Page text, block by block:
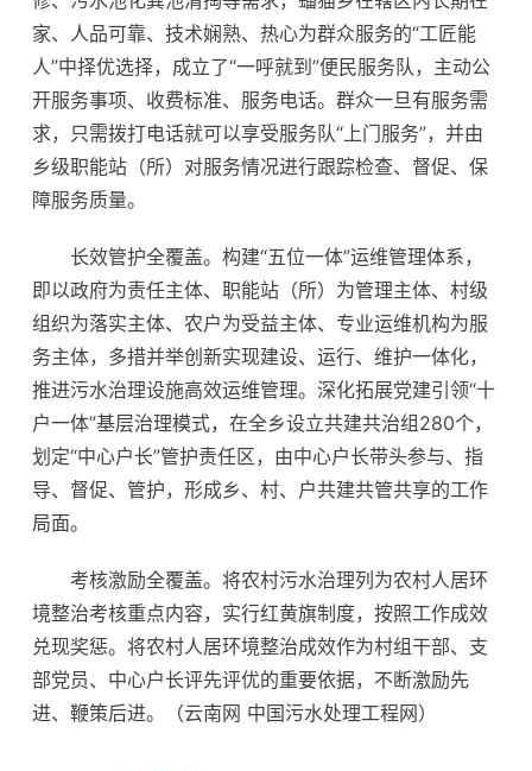
家、人品可靠、技术娴熟、热心为群众服务的“工匠能
人”中择优选择，成立了“一呼就到”便民服务队，主动公
开服务事项、收费标准、服务电话。群众一旦有服务需
求，只需拨打电话就可以享受服务队“上门服务”，并由
乡级职能站（所）对服务情况进行跟踪检查、督促、保
障服务质量。
长效管护全覆盖。构建“五位一体”运维管理体系，
即以政府为责任主体、职能站（所）为管理主体、村级
组织为落实主体、农户为受益主体、专业运维机构为服
务主体，多措并举创新实现建设、运行、维护一体化，
推进污水治理设施高效运维管理。深化拓展党建引领“十
户一体”基层治理模式，在全乡设立共建共治组280个，
划定“中心户长”管护责任区，由中心户长带头参与、指
导、督促、管护，形成乡、村、户共建共管共享的工作
局面。
考核激励全覆盖。将农村污水治理列为农村人居环
境整治考核重点内容，实行红黄旗制度，按照工作成效
兑现奖惩。将农村人居环境整治成效作为村组干部、支
部党员、中心户长评先评优的重要依据，不断激励先
进、鞭策后进。（云南网 中国污水处理工程网）